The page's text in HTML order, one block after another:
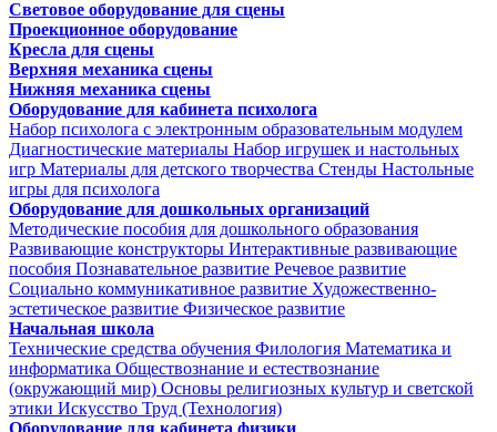
Световое оборудование для сцены
Проекционное оборудование
Кресла для сцены
Верхняя механика сцены
Нижняя механика сцены
Оборудование для кабинета психолога
Набор психолога с электронным образовательным модулем
Диагностические материалы Набор игрушек и настольных
игр Материалы для детского творчества Стенды Настольные
игры для психолога
Оборудование для дошкольных организаций
Методические пособия для дошкольного образования
Развивающие конструкторы Интерактивные развивающие
пособия Познавательное развитие Речевое развитие
Социально коммуникативное развитие Художественно-
эстетическое развитие Физическое развитие
Начальная школа
Технические средства обучения Филология Математика и
информатика Обществознание и естествознание
(окружающий мир) Основы религиозных культур и светской
этики Искусство Труд (Технология)
Оборудование для кабинета физики